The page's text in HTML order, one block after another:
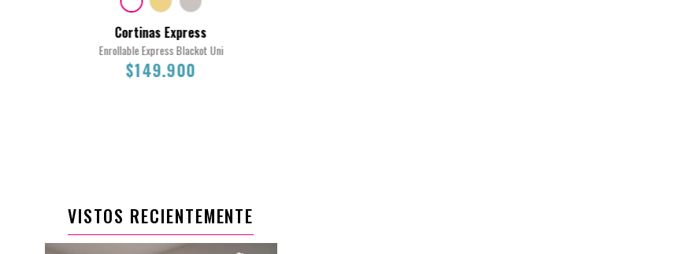
Cortinas Express
Enrollable Express Blackot Uni
$149.900
VISTOS RECIENTEMENTE